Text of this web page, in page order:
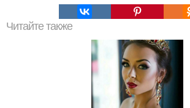
Читайте также